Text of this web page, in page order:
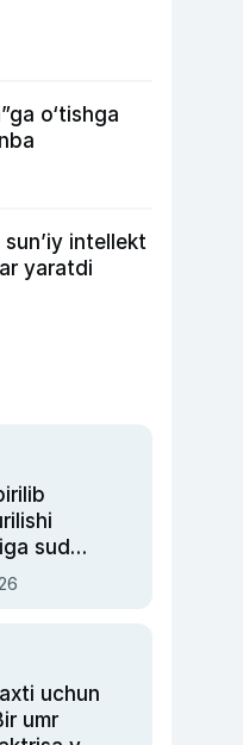
o‘tishga
intellekt
yaratdi
sud
uchun
umr